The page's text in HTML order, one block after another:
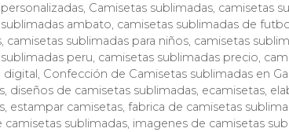
, Camisetas sublimadas, camisetas
ambato, camisetas sublimadas de
, camisetas sublimadas para niños, camisetas
peru, camisetas sublimadas precio,
digital, Confección de Camisetas sublimadas en
, diseños de camisetas sublimadas, ecamisetas,
, estampar camisetas, fabrica de camisetas
camisetas sublimadas, imagenes de camisetas